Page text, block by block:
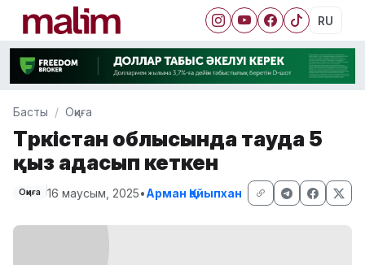
RU
Басты Оқиға
Түркістан облысында тауда 5
қыз адасып кеткен
Оқиға 16 маусым, 2025•Арман Қайыпхан